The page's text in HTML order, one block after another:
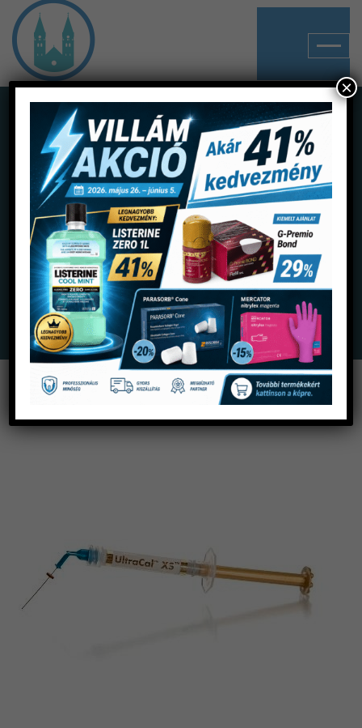
Shop
Home
Termékek
Gyógyhatású készítmények
Pulpavédelem
Ultracal XS
×